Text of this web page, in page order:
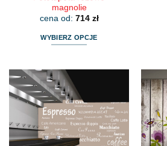
magnolie
cena od: 714 zł
WYBIERZ OPCJE
ma
wiele
wariantów.
Opcje
można
wybrać